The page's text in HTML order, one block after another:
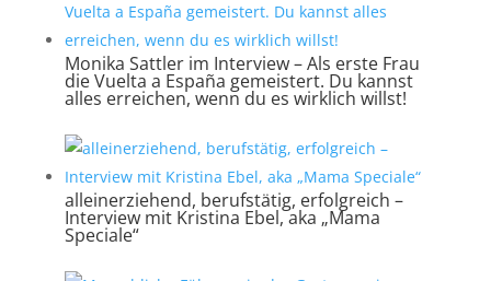
Monika Sattler im Interview – Als erste Frau
die Vuelta a España gemeistert. Du kannst
alles erreichen, wenn du es wirklich willst!
alleinerziehend, berufstätig, erfolgreich –
Interview mit Kristina Ebel, aka „Mama
Speciale“